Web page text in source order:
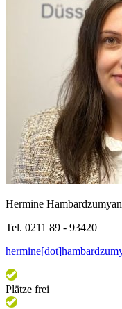
Hermine Hambardzumyan
Tel. 0211 89 - 93420
Plätze frei